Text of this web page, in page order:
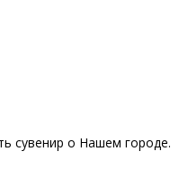
сувенир о Нашем городе.